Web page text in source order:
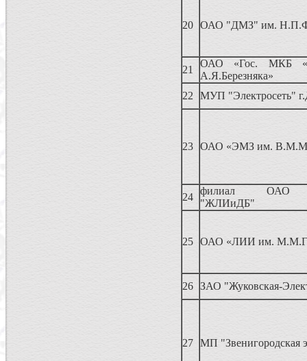
20 ОАО "ДМЗ" им.
21
ОАО «Гос. МКБ
А.Я.Березняка»
22
МУП "Электросеть"
23 ОАО «ЭМЗ им.
24
филиал ОАО
"ЖЛИиДБ"
25 ОАО «ЛИИ им.
26 ЗАО "Жуковская-
27 МП "Звенигородская